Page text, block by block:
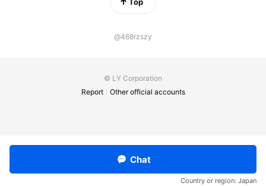
@468rzszy
© LY Corporation
Report
Other official accounts
Chat
Country or region: Japan